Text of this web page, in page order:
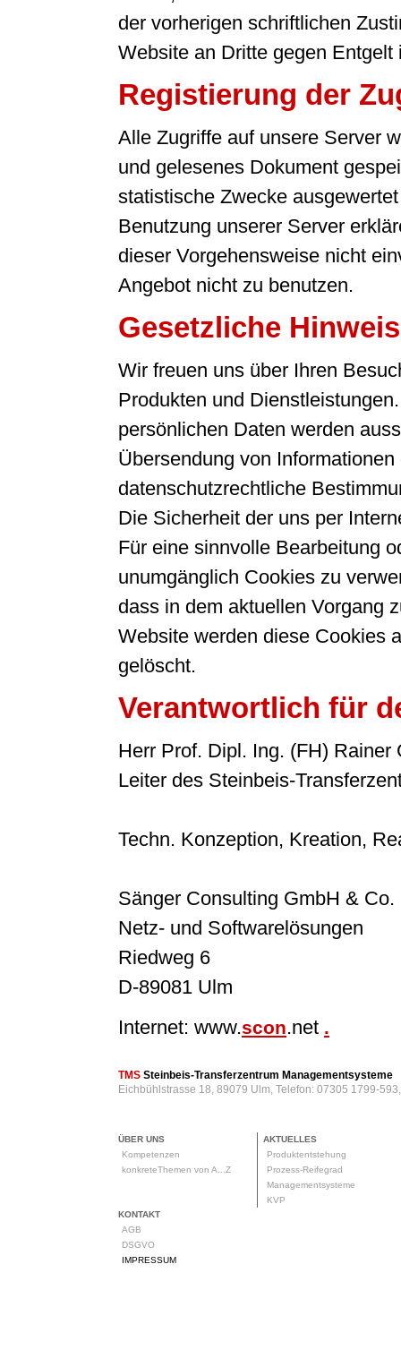
der vorherigen schriftlichen
Website an Dritte gegen Entgelt
Registierung der
Alle Zugriffe auf unsere Server
und gelesenes Dokument
statistische Zwecke
Benutzung unserer Server
dieser Vorgehensweise nicht
Angebot nicht zu benutzen.
Gesetzliche
Wir freuen uns über Ihren
Produkten und
persönlichen Daten werden
Übersendung von
datenschutzrechtliche
Die Sicherheit der uns per
Für eine sinnvolle Bearbeitung
unumgänglich Cookies zu
dass in dem aktuellen Vorgang
Website werden diese Cookies
gelöscht.
Verantwortlich für
Herr Prof. Dipl. Ing. (FH) Rainer
Leiter des Steinbeis-
Techn. Konzeption, Kreation,
Sänger Consulting GmbH & Co.
Netz- und Softwarelösungen
Riedweg 6
D-89081 Ulm
Internet: www.scon.net .
TMS Steinbeis-Transferzentrum Managementsysteme
Eichbühlstrasse 18, 89079 Ulm, Telefon: 07305 1799-
ÜBER UNS
Kompetenzen
konkreteThemen von A...Z
AKTUELLES
Produktentstehung
Prozess-Reifegrad
Managementsysteme
KVP
KONTAKT
AGB
DSGVO
IMPRESSUM